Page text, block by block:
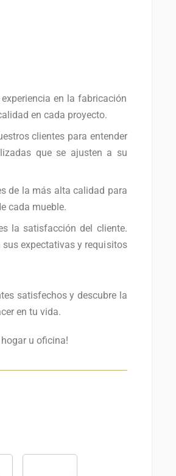
en la fabricación
en cada proyecto.
clientes para entender
que se ajusten a su
de la más alta calidad para
cada mueble.
la satisfacción del cliente.
expectativas y requisitos
satisfechos y descubre la
en tu vida.
u oficina!